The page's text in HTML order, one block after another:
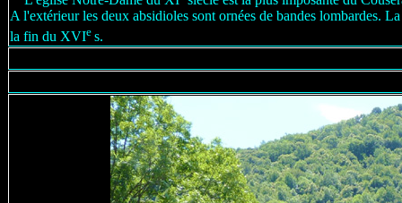
A l'extérieur les deux absidioles sont ornées de bandes lombardes.
la fin du XVIe s.